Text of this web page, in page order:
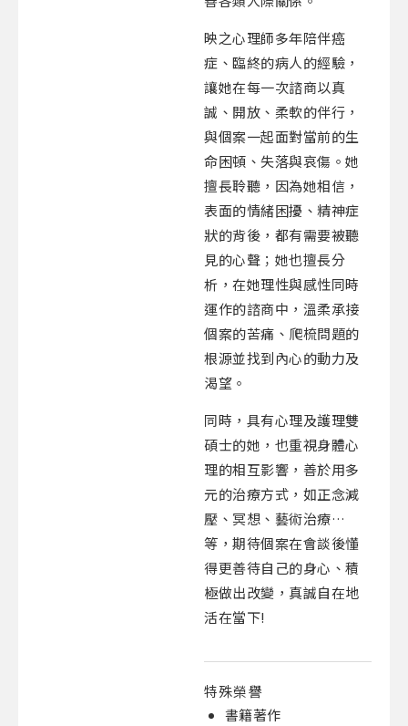
映之心理師多年陪伴癌
症、臨終的病人的經驗，
讓她在每一次諮商以真
誠、開放、柔軟的伴行，
與個案一起面對當前的生
命困頓、失落與哀傷。她
擅長聆聽，因為她相信，
表面的情緒困擾、精神症
狀的背後，都有需要被聽
見的心聲；她也擅長分
析，在她理性與感性同時
運作的諮商中，溫柔承接
個案的苦痛、爬梳問題的
根源並找到內心的動力及
渴望。
同時，具有心理及護理雙
碩士的她，也重視身體心
理的相互影響，善於用多
元的治療方式，如正念減
壓、冥想、藝術治療…
等，期待個案在會談後懂
得更善待自己的身心、積
極做出改變，真誠自在地
活在當下!
特殊榮譽
書籍著作